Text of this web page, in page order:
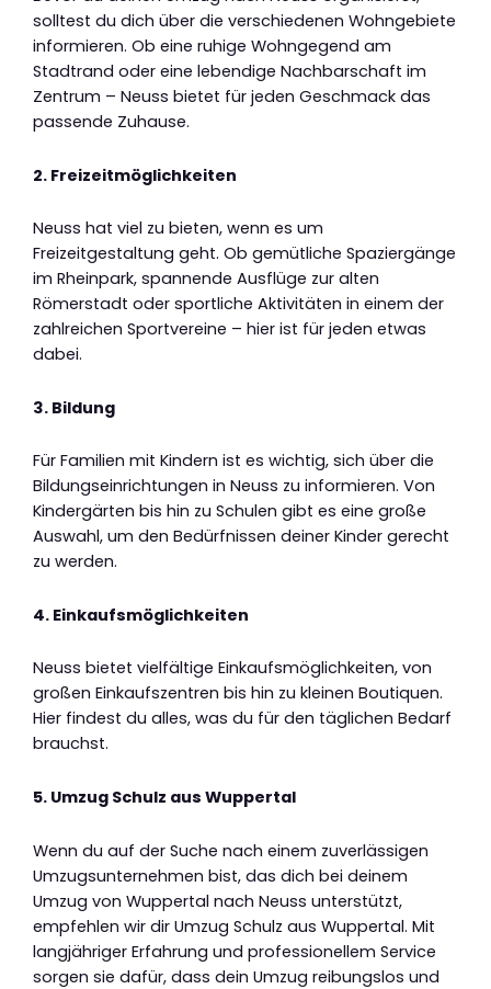
solltest du dich über die verschiedenen Wohngebiete
informieren. Ob eine ruhige Wohngegend am
Stadtrand oder eine lebendige Nachbarschaft im
Zentrum – Neuss bietet für jeden Geschmack das
passende Zuhause.
2. Freizeitmöglichkeiten
Neuss hat viel zu bieten, wenn es um
Freizeitgestaltung geht. Ob gemütliche Spaziergänge
im Rheinpark, spannende Ausflüge zur alten
Römerstadt oder sportliche Aktivitäten in einem der
zahlreichen Sportvereine – hier ist für jeden etwas
dabei.
3. Bildung
Für Familien mit Kindern ist es wichtig, sich über die
Bildungseinrichtungen in Neuss zu informieren. Von
Kindergärten bis hin zu Schulen gibt es eine große
Auswahl, um den Bedürfnissen deiner Kinder gerecht
zu werden.
4. Einkaufsmöglichkeiten
Neuss bietet vielfältige Einkaufsmöglichkeiten, von
großen Einkaufszentren bis hin zu kleinen Boutiquen.
Hier findest du alles, was du für den täglichen Bedarf
brauchst.
5. Umzug Schulz aus Wuppertal
Wenn du auf der Suche nach einem zuverlässigen
Umzugsunternehmen bist, das dich bei deinem
Umzug von Wuppertal nach Neuss unterstützt,
empfehlen wir dir Umzug Schulz aus Wuppertal. Mit
langjähriger Erfahrung und professionellem Service
sorgen sie dafür, dass dein Umzug reibungslos und